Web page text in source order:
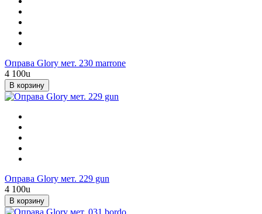
Оправа Glory мет. 230 marrone
4 100u
В корзину
Оправа Glory мет. 229 gun
4 100u
В корзину